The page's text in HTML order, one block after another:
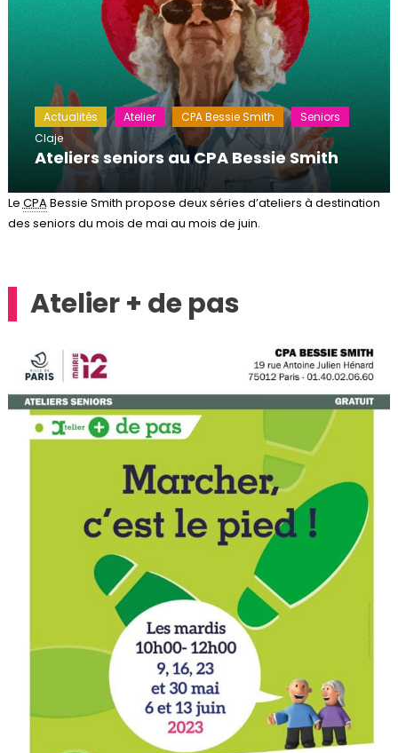
Actualités Atelier CPA Bessie Smith
Seniors
Claje
Ateliers seniors au CPA Bessie Smith
Le CPABessie Smith propose deux séries d’ateliers à destination
des seniors du mois de mai au mois de juin.
Atelier + de pas